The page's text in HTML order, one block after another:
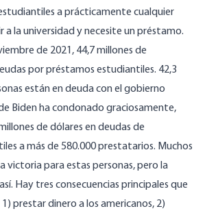
a prácticamente cualquier
a la universidad y necesite un préstamo.
de 2021, 44,7 millones de
por préstamos estudiantiles. 42,3
están en deuda con el gobierno
Biden ha condonado graciosamente,
de dólares en deudas de
a más de 580.000prestatarios. Muchos
victoria para estas personas, pero la
Hay tres consecuencias principales que
prestar dinero a los americanos, 2)